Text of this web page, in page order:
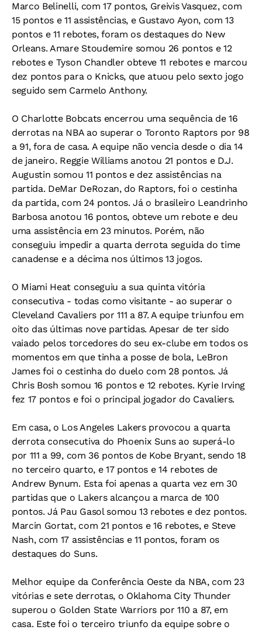
Marco Belinelli, com 17 pontos, Greivis Vasquez, com
15 pontos e 11 assistências, e Gustavo Ayon, com 13
pontos e 11 rebotes, foram os destaques do New
Orleans. Amare Stoudemire somou 26 pontos e 12
rebotes e Tyson Chandler obteve 11 rebotes e marcou
dez pontos para o Knicks, que atuou pelo sexto jogo
seguido sem Carmelo Anthony.
O Charlotte Bobcats encerrou uma sequência de 16
derrotas na NBA ao superar o Toronto Raptors por 98
a 91, fora de casa. A equipe não vencia desde o dia 14
de janeiro. Reggie Williams anotou 21 pontos e D.J.
Augustin somou 11 pontos e dez assistências na
partida. DeMar DeRozan, do Raptors, foi o cestinha
da partida, com 24 pontos. Já o brasileiro Leandrinho
Barbosa anotou 16 pontos, obteve um rebote e deu
uma assistência em 23 minutos. Porém, não
conseguiu impedir a quarta derrota seguida do time
canadense e a décima nos últimos 13 jogos.
O Miami Heat conseguiu a sua quinta vitória
consecutiva - todas como visitante - ao superar o
Cleveland Cavaliers por 111 a 87. A equipe triunfou em
oito das últimas nove partidas. Apesar de ter sido
vaiado pelos torcedores do seu ex-clube em todos os
momentos em que tinha a posse de bola, LeBron
James foi o cestinha do duelo com 28 pontos. Já
Chris Bosh somou 16 pontos e 12 rebotes. Kyrie Irving
fez 17 pontos e foi o principal jogador do Cavaliers.
Em casa, o Los Angeles Lakers provocou a quarta
derrota consecutiva do Phoenix Suns ao superá-lo
por 111 a 99, com 36 pontos de Kobe Bryant, sendo 18
no terceiro quarto, e 17 pontos e 14 rebotes de
Andrew Bynum. Esta foi apenas a quarta vez em 30
partidas que o Lakers alcançou a marca de 100
pontos. Já Pau Gasol somou 13 rebotes e dez pontos.
Marcin Gortat, com 21 pontos e 16 rebotes, e Steve
Nash, com 17 assistências e 11 pontos, foram os
destaques do Suns.
Melhor equipe da Conferência Oeste da NBA, com 23
vitórias e sete derrotas, o Oklahoma City Thunder
superou o Golden State Warriors por 110 a 87, em
casa. Este foi o terceiro triunfo da equipe sobre o